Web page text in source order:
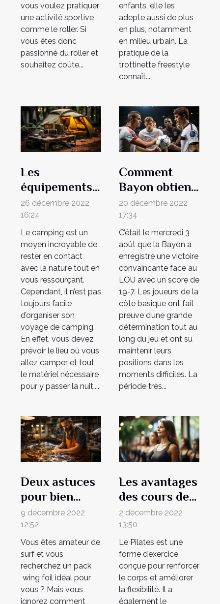
vous voulez pratiquer
une activité sportive
comme le roller. Si
vous êtes donc
passionné du roller et
souhaitez coûte...
enfants, elle les
adepte aussi de plus
en plus, notamment
en milieu urbain. La
pratique de la
trottinette freestyle
connaît...
Les
équipements
nécessaires
pour le
camping
26 décembre 2022
16:24
Le camping est un
moyen incroyable de
rester en contact
avec la nature tout en
vous ressourçant.
Cependant, il n’est pas
toujours facile
d’organiser son
voyage de camping.
En effet, vous devez
prévoir le lieu où vous
allez camper et tout
le matériel nécessaire
pour y passer la nuit....
Comment
Bayon obtient
sa victoire
contre Lyon ?
20 décembre 2022
17:34
C’était le mercredi 3
août que la Bayon a
enregistré une victoire
convaincante face au
LOU avec un score de
19-7. Les joueurs de la
côte basique ont fait
preuve d’une grande
détermination tout au
long du jeu et ont su
maintenir leurs
positions dans les
moments difficiles. La
période très...
Deux astuces
pour bien
choisir son
pack wing foil
9 décembre 2022
12:52
Vous êtes amateur de
surf et vous
recherchez un pack
wing foil idéal pour
vous ? Mais vous
ignorez comment
Les avantages
des cours de
Pilates et
pourquoi ils
en valent la
peine
2 décembre 2022
13:50
Le Pilates est une
forme d’exercice
conçue pour renforcer
le corps et améliorer
la flexibilité. Il a
également le